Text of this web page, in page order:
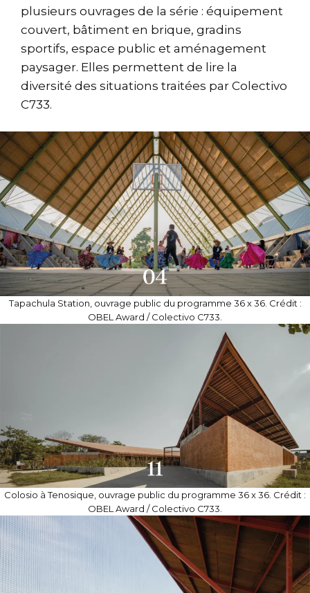
plusieurs ouvrages de la série : équipement
couvert, bâtiment en brique, gradins
sportifs, espace public et aménagement
paysager. Elles permettent de lire la
diversité des situations traitées par Colectivo
C733.
Tapachula Station, ouvrage public du programme 36 x 36. Crédit :
OBEL Award / Colectivo C733.
Colosio à Tenosique, ouvrage public du programme 36 x 36. Crédit :
OBEL Award / Colectivo C733.